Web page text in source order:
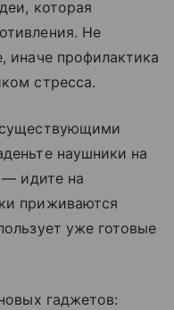
которая
Не
иначе профилактика
стресса.
наушники на
— идите на
приживаются
уже готовые
гаджетов: